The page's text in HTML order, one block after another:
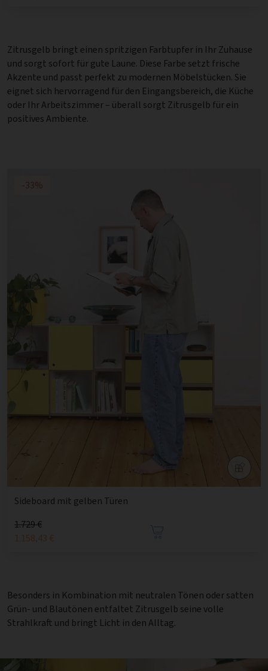
Zitrusgelb bringt einen spritzigen Farbtupfer in Ihr Zuhause
und sorgt sofort für gute Laune. Diese Farbe setzt frische
Akzente und passt perfekt zu modernen Möbelstücken. Sie
eignet sich hervorragend für den Eingangsbereich, die Küche
oder Ihr Arbeitszimmer – überall sorgt Zitrusgelb für ein
positives Ambiente.
-33%
Sideboard mit gelben Türen
1.729 €
1.158,43 €
Besonders in Kombination mit neutralen Tönen oder satten
Grün- und Blautönen entfaltet Zitrusgelb seine volle
Strahlkraft und bringt Licht in den Alltag.